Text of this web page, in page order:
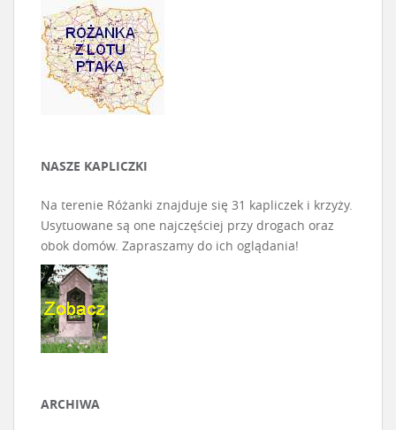
NASZE KAPLICZKI
Na terenie Różanki znajduje się 31 kapliczek i krzyży.
Usytuowane są one najczęściej przy drogach oraz
obok domów. Zapraszamy do ich oglądania!
ARCHIWA